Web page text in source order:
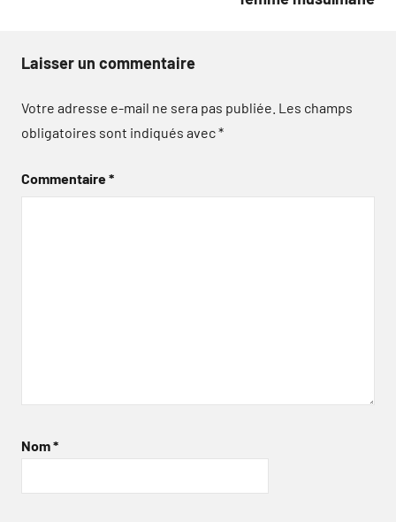
Laisser un commentaire
Votre adresse e-mail ne sera pas publiée. Les champs
obligatoires sont indiqués avec*
Commentaire*
Nom*